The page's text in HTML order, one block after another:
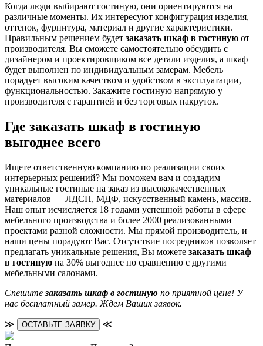
Когда люди выбирают гостиную, они ориентируются на
различные моменты. Их интересуют конфигурация изделия,
оттенок, фурнитура, материал и другие характеристики.
Правильным решением будет заказать шкаф в гостиную от
производителя. Вы сможете самостоятельно обсудить с
дизайнером и проектировщиком все детали изделия, а шкаф
будет выполнен по индивидуальным замерам. Мебель
порадует высоким качеством и удобством в эксплуатации,
функциональностью. Закажите гостиную напрямую у
производителя с гарантией и без торговых накруток.
Где заказать шкаф в гостиную
выгоднее всего
Ищете ответственную компанию по реализации своих
интерьерных решений? Мы поможем вам и создадим
уникальные гостиные на заказ из высококачественных
материалов — ЛДСП, МДФ, искусственный камень, массив.
Наш опыт исчисляется 18 годами успешной работы в сфере
мебельного производства и более 2000 реализованными
проектами разной сложности. Мы прямой производитель, и
наши цены порадуют Вас. Отсутствие посредников позволяет
предлагать уникальные решения, Вы можете заказать шкаф
в гостиную на 30% выгоднее по сравнению с другими
мебельными салонами.
Спешите заказать шкаф в гостиную по приятной цене! У
нас бесплатный замер. Ждем Ваших заявок.
≫ ОСТАВЬТЕ ЗАЯВКУ ≪